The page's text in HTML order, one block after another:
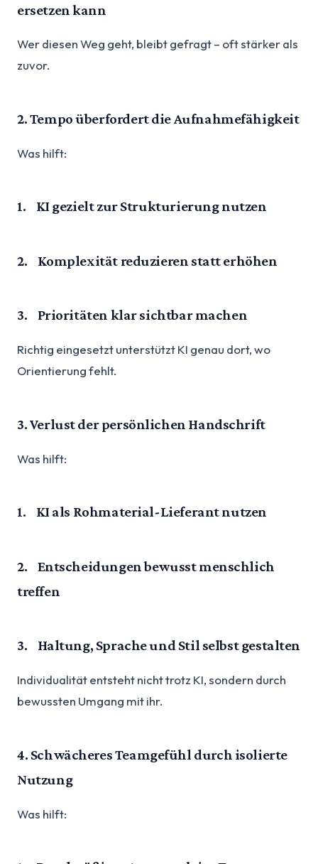
ersetzen kann
Wer diesen Weg geht, bleibt gefragt – oft stärker als
zuvor.
2. Tempo überfordert die Aufnahmefähigkeit
Was hilft:
1. KI gezielt zur Strukturierung nutzen
2. Komplexität reduzieren statt erhöhen
3. Prioritäten klar sichtbar machen
Richtig eingesetzt unterstützt KI genau dort, wo
Orientierung fehlt.
3. Verlust der persönlichen Handschrift
Was hilft:
1. KI als Rohmaterial-Lieferant nutzen
2. Entscheidungen bewusst menschlich
treffen
3. Haltung, Sprache und Stil selbst gestalten
Individualität entsteht nicht trotz KI, sondern durch
bewussten Umgang mit ihr.
4. Schwächeres Teamgefühl durch isolierte
Nutzung
Was hilft: